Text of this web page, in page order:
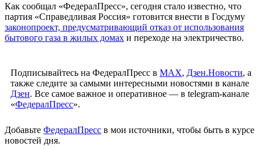
Как сообщал «ФедералПресс», сегодня стало известно, что
партия «Справедливая Россия» готовится внести в Госдуму
законопроект, предусматривающий отказ от использования
бытового газа в жилых домах и переходе на электричество.
Подписывайтесь на ФедералПресс в МАХ, Дзен.Новости, а
также следите за самыми интересными новостями в канале
Дзен. Все самое важное и оперативное — в telegram-канале
«ФедералПресс».
Добавьте ФедералПресс в мои источники, чтобы быть в курсе
новостей дня.